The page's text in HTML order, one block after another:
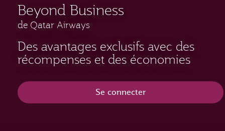
Beyond Business
de Qatar Airways
Des avantages exclusifs avec des
récompenses et des économies
Se connecter